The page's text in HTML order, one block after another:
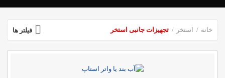
خانه استخر تجهیزات جانبی استخر فیلتر ها